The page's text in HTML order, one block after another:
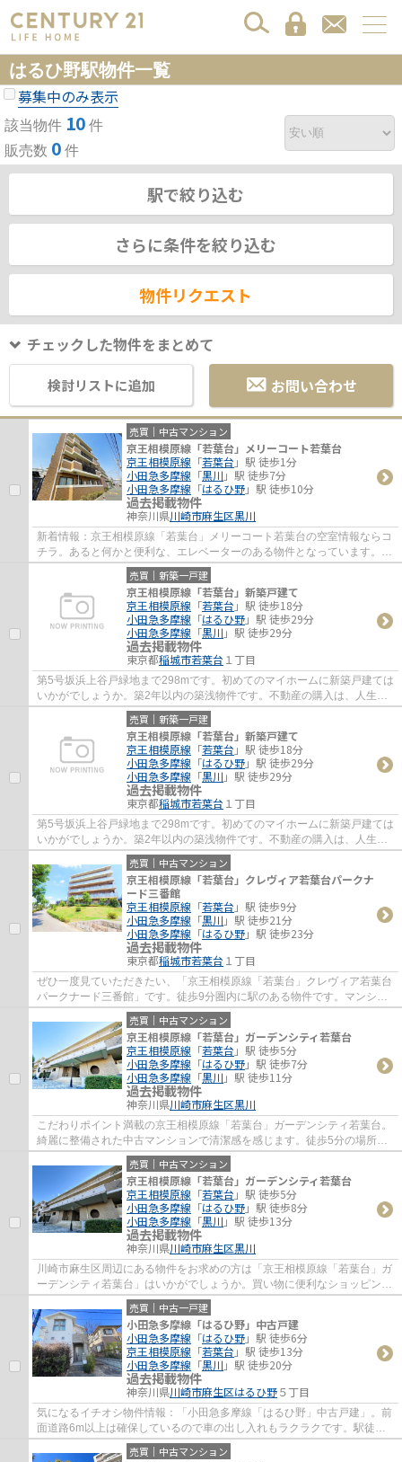
はるひ野駅物件一覧
募集中のみ表示
該当物件 10 件
販売数 0 件
駅で絞り込む
さらに条件を絞り込む
物件リクエスト
チェックした物件をまとめて
検討リストに追加 お問い合わせ
売買｜中古マンション
京王相模原線「若葉台」メリーコート若葉台
京王相模原線 「若葉台 」駅 徒歩1分
小田急多摩線 「黒川 」駅 徒歩7分
小田急多摩線 「はるひ野」駅 徒歩10分
過去掲載物件
神奈川県川崎市麻生区黒川
新着情報：京王相模原線「若葉台」メリーコート若葉台の空室情報ならコ
チラ。あると何かと便利な、エレベーターのある物件となっています。物
件から徒歩1分のところに駅があるので、移...
売買｜新築一戸建
京王相模原線「若葉台」新築戸建て
京王相模原線 「若葉台 」駅 徒歩18分
小田急多摩線 「はるひ野」駅 徒歩29分
小田急多摩線 「黒川 」駅 徒歩29分
過去掲載物件
東京都稲城市若葉台 １丁目
第5号坂浜上谷戸緑地まで298mです。初めてのマイホームに新築戸建ては
いかがでしょうか。築2年以内の築浅物件です。不動産の購入は、人生の
中でも大きなターニングポイントです。後悔...
売買｜新築一戸建
京王相模原線「若葉台」新築戸建て
京王相模原線 「若葉台 」駅 徒歩18分
小田急多摩線 「はるひ野」駅 徒歩29分
小田急多摩線 「黒川 」駅 徒歩29分
過去掲載物件
東京都稲城市若葉台 １丁目
第5号坂浜上谷戸緑地まで298mです。初めてのマイホームに新築戸建ては
いかがでしょうか。築2年以内の築浅物件です。不動産の購入は、人生の
中でも大きなターニングポイントです。後悔...
売買｜中古マンション
京王相模原線「若葉台」クレヴィア若葉台パークナ
ード三番館
京王相模原線 「若葉台 」駅 徒歩9分
小田急多摩線 「黒川 」駅 徒歩21分
小田急多摩線 「はるひ野」駅 徒歩23分
過去掲載物件
東京都稲城市若葉台 １丁目
ぜひ一度見ていただきたい、「京王相模原線「若葉台」クレヴィア若葉台
パークナード三番館」です。徒歩9分圏内に駅のある物件です。マンショ
ンにどんな人が住んでいるのかも中古マンシ...
売買｜中古マンション
京王相模原線「若葉台」ガーデンシティ若葉台
京王相模原線 「若葉台 」駅 徒歩5分
小田急多摩線 「はるひ野」駅 徒歩7分
小田急多摩線 「黒川 」駅 徒歩11分
過去掲載物件
神奈川県川崎市麻生区黒川
こだわりポイント満載の京王相模原線「若葉台」ガーデンシティ若葉台。
綺麗に整備された中古マンションで清潔感を感じます。徒歩5分の場所に
駅があります。不動産をお探しの方は、京王...
売買｜中古マンション
京王相模原線「若葉台」ガーデンシティ若葉台
京王相模原線 「若葉台 」駅 徒歩5分
小田急多摩線 「はるひ野」駅 徒歩8分
小田急多摩線 「黒川 」駅 徒歩13分
過去掲載物件
神奈川県川崎市麻生区黒川
川崎市麻生区周辺にある物件をお求めの方は「京王相模原線「若葉台」ガ
ーデンシティ若葉台」はいかがでしょうか。買い物に便利なショッピング
センター「京王リトナード若葉台」まで465...
売買｜中古一戸建
小田急多摩線「はるひ野」中古戸建
小田急多摩線 「はるひ野」駅 徒歩6分
京王相模原線 「若葉台 」駅 徒歩13分
小田急多摩線 「黒川 」駅 徒歩20分
過去掲載物件
神奈川県川崎市麻生区はるひ野５丁目
気になるイチオシ物件情報：「小田急多摩線「はるひ野」中古戸建」。前
面道路6m以上は確保しているので車の出し入れもラクラクです。駅徒歩6
分の物件です。中古戸建てながら、室内はと...
売買｜中古マンション